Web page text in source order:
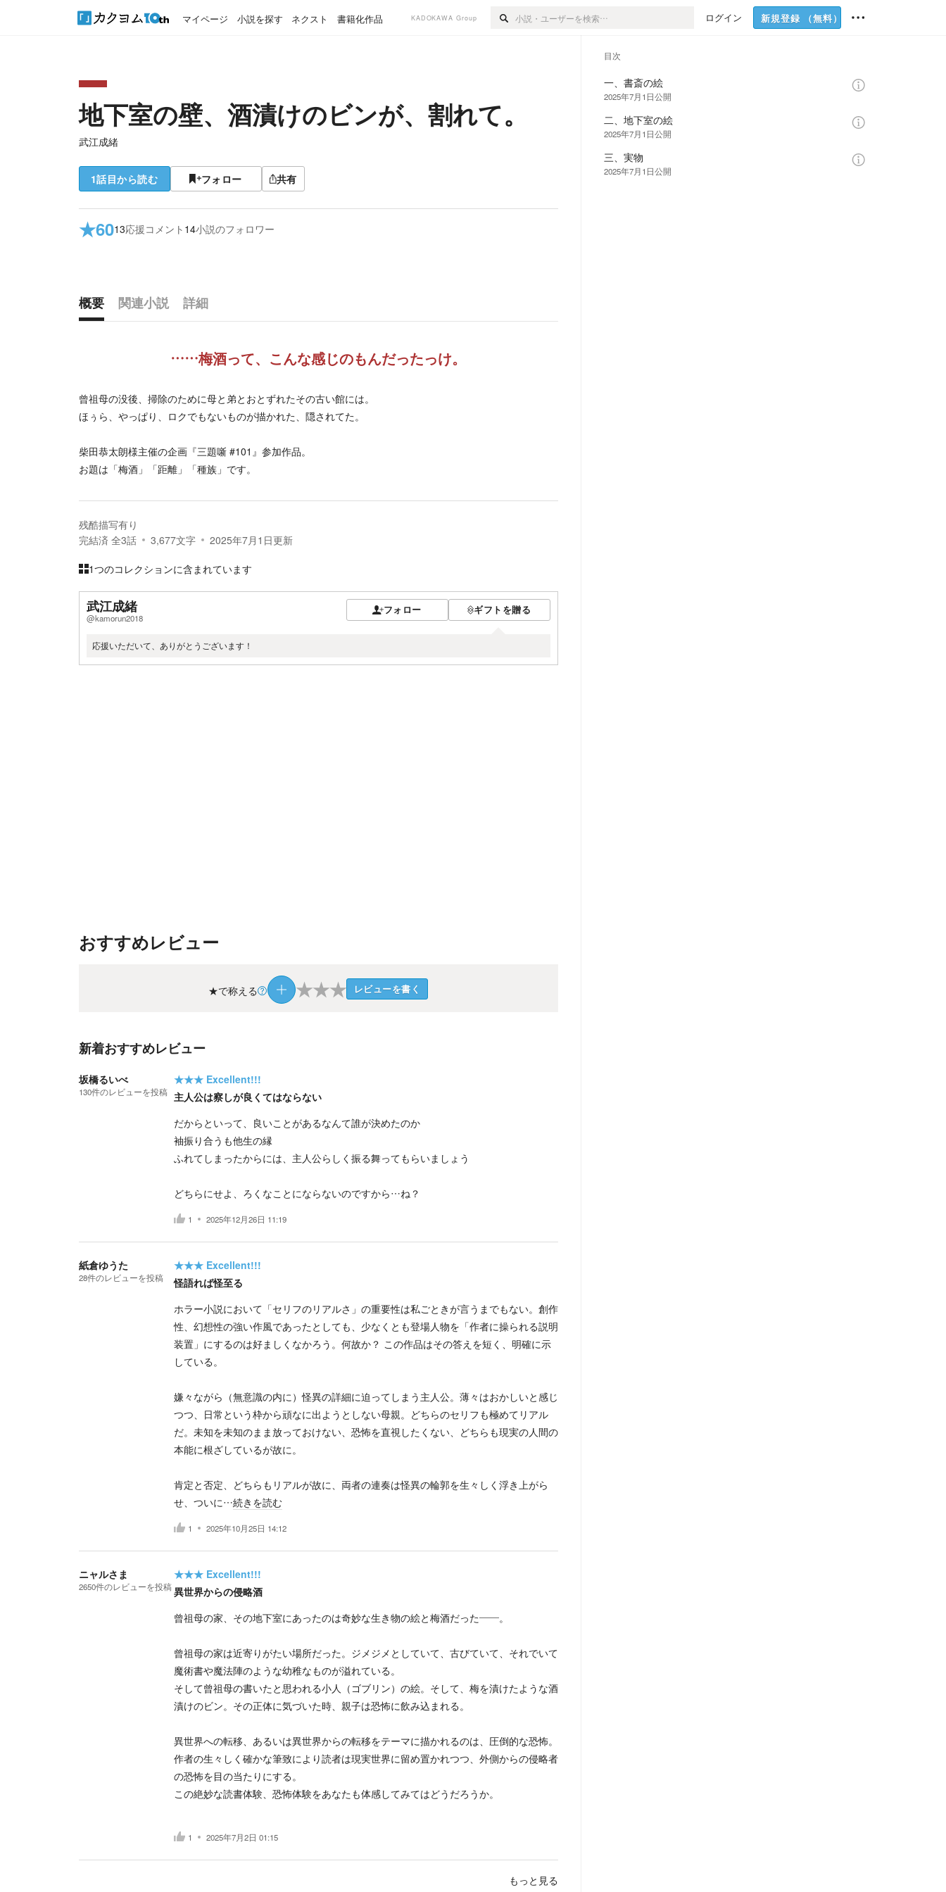
マイページ 小説を探す ネクスト 書籍化作品 KADOKAWA Group ログイン 新規登録 （無料）
地下室の壁、酒漬けのビンが、割れて。
武江成緒
1話目から読む フォロー 共有
★6013応援コメント 14小説のフォロワー
概要 関連小説
詳細
……梅酒って、こんな感じのもんだったっけ。
曾祖母の没後、掃除のために母と弟とおとずれたその古い館には。
ほぅら、やっぱり、ロクでもないものが描かれた、隠されてた。
柴田恭太朗様主催の企画『三題噺 #101』参加作品。
お題は「梅酒」「距離」「種族」です。
残酷描写有り
完結済 全3話 3,677文字 2025年7月1日更新
1つのコレクションに含まれています
武江成緒
@kamorun2018
フォロー ギフトを贈る
応援いただいて、ありがとうございます！
おすすめレビュー
★で称える ★★★ レビューを書く
新着おすすめレビュー
坂橋るいべ
130件のレビューを投稿
★★★ Excellent!!!
主人公は察しが良くてはならない
だからといって、良いことがあるなんて誰が決めたのか
袖振り合うも他生の縁
ふれてしまったからには、主人公らしく振る舞ってもらいましょう
どちらにせよ、ろくなことにならないのですから…ね？
1 2025年12月26日 11:19
紙倉ゆうた
28件のレビューを投稿
★★★ Excellent!!!
怪語れば怪至る
ホラー小説において「セリフのリアルさ」の重要性は私ごときが言うまでもない。創作
性、幻想性の強い作風であったとしても、少なくとも登場人物を「作者に操られる説明
装置」にするのは好ましくなかろう。何故か？ この作品はその答えを短く、明確に示
している。
嫌々ながら（無意識の内に）怪異の詳細に迫ってしまう主人公。薄々はおかしいと感じ
つつ、日常という枠から頑なに出ようとしない母親。どちらのセリフも極めてリアル
だ。未知を未知のまま放っておけない、恐怖を直視したくない、どちらも現実の人間の
本能に根ざしているが故に。
肯定と否定、どちらもリアルが故に、両者の連奏は怪異の輪郭を生々しく浮き上がら
せ、ついに…続きを読む
1 2025年10月25日 14:12
ニャルさま
2650件のレビューを投稿
★★★ Excellent!!!
異世界からの侵略酒
曾祖母の家、その地下室にあったのは奇妙な生き物の絵と梅酒だった――。
曾祖母の家は近寄りがたい場所だった。ジメジメとしていて、古びていて、それでいて
魔術書や魔法陣のような幼稚なものが溢れている。
そして曾祖母の書いたと思われる小人（ゴブリン）の絵。そして、梅を漬けたような酒
漬けのビン。その正体に気づいた時、親子は恐怖に飲み込まれる。
異世界への転移、あるいは異世界からの転移をテーマに描かれるのは、圧倒的な恐怖。
作者の生々しく確かな筆致により読者は現実世界に留め置かれつつ、外側からの侵略者
の恐怖を目の当たりにする。
この絶妙な読書体験、恐怖体験をあなたも体感してみてはどうだろうか。
1 2025年7月2日 01:15
もっと見る
目次
一、書斎の絵
2025年7月1日公開
二、地下室の絵
2025年7月1日公開
三、実物
2025年7月1日公開